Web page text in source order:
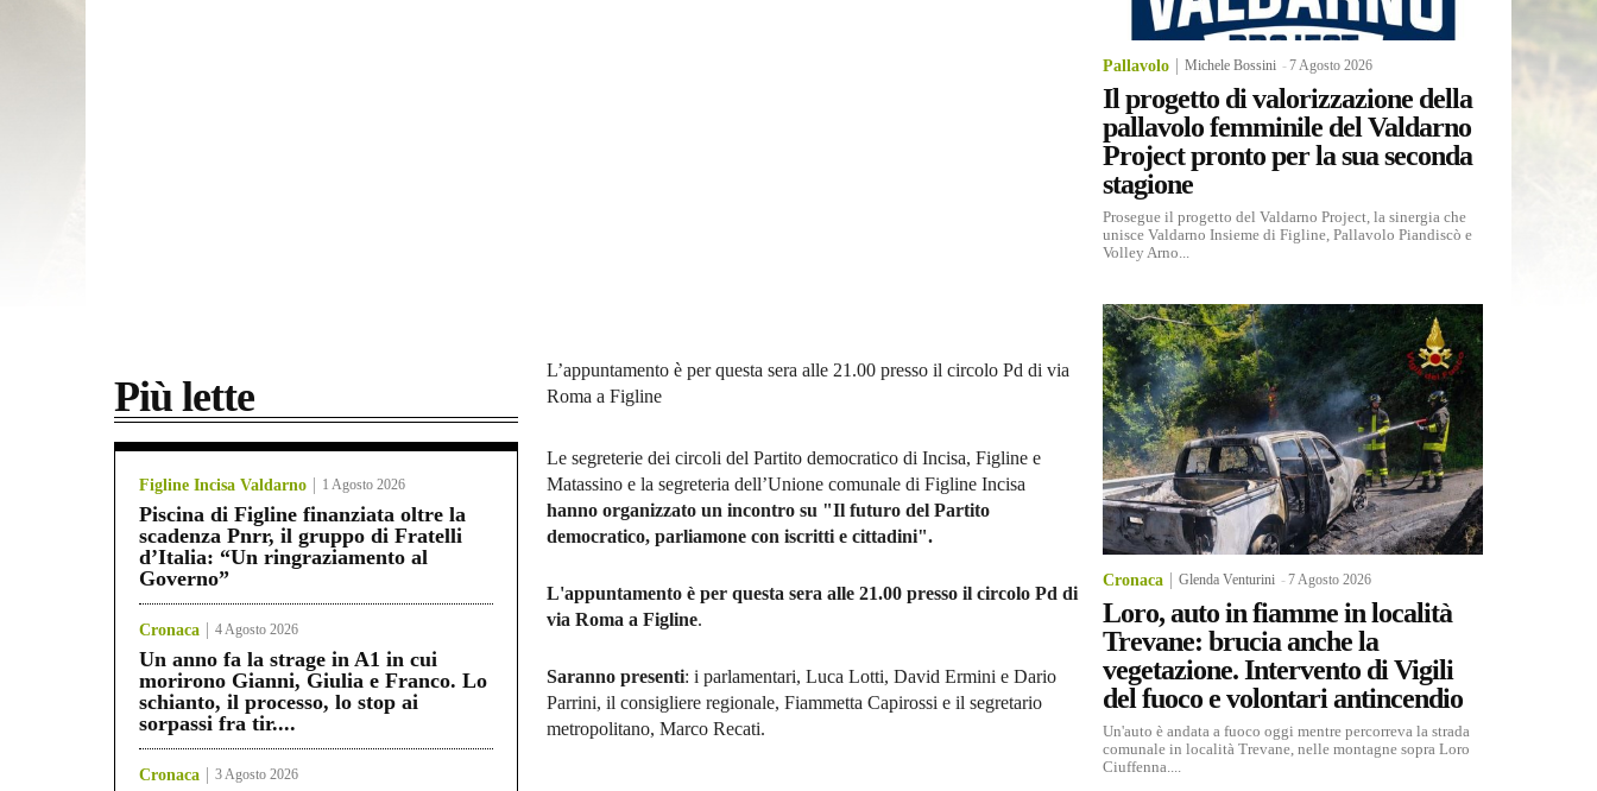
Più lette
Figline Incisa Valdarno 1 Agosto 2026
Piscina di Figline finanziata oltre la
scadenza Pnrr, il gruppo di Fratelli
d’Italia: “Un ringraziamento al
Governo”
Cronaca 4 Agosto 2026
Un anno fa la strage in A1 in cui
morirono Gianni, Giulia e Franco. Lo
schianto, il processo, lo stop ai
sorpassi fra tir....
Cronaca 3 Agosto 2026
L’appuntamento è per questa sera alle 21.00 presso il circolo Pd di via
Roma a Figline
Le segreterie dei circoli del Partito democratico di Incisa, Figline e
Matassino e la segreteria dell’Unione comunale di Figline Incisa
hanno organizzato un incontro su "Il futuro del Partito
democratico, parliamone con iscritti e cittadini".
L'appuntamento è per questa sera alle 21.00 presso il circolo Pd di
via Roma a Figline.
Saranno presenti: i parlamentari, Luca Lotti, David Ermini e Dario
Parrini, il consigliere regionale, Fiammetta Capirossi e il segretario
metropolitano, Marco Recati.
Pallavolo Michele Bossini -7 Agosto 2026
Il progetto di valorizzazione della
pallavolo femminile del Valdarno
Project pronto per la sua seconda
stagione
Prosegue il progetto del Valdarno Project, la sinergia che
unisce Valdarno Insieme di Figline, Pallavolo Piandiscò e
Volley Arno...
Cronaca Glenda Venturini -7 Agosto 2026
Loro, auto in fiamme in località
Trevane: brucia anche la
vegetazione. Intervento di Vigili
del fuoco e volontari antincendio
Un'auto è andata a fuoco oggi mentre percorreva la strada
comunale in località Trevane, nelle montagne sopra Loro
Ciuffenna....